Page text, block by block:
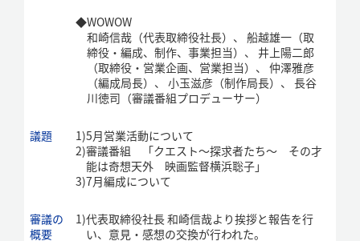
◆WOWOW
和崎信哉（代表取締役社長）、 船越雄一（取
締役・編成、制作、事業担当）、 井上陽二郎
（取締役・営業企画、営業担当）、 仲澤雅彦
（編成局長）、 小玉滋彦（制作局長）、 長谷
川徳司（審議番組プロデューサー）
議題 1)5月営業活動について
2)審議番組 「クエスト～探求者たち～ その才
能は奇想天外 映画監督横浜聡子」
3)7月編成について
審議の
概要
1)代表取締役社長 和崎信哉より挨拶と報告を行
い、意見・感想の交換が行われた。